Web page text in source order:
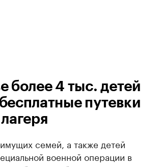
более 4 тыс. детей
путевки
семей, а также детей
военной операции в